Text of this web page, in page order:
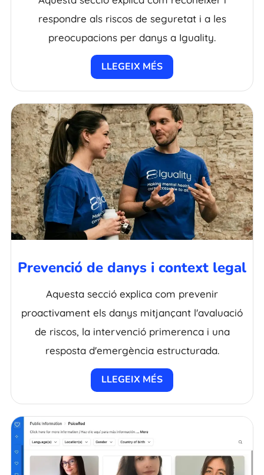
respondre als riscos de seguretat i a les
preocupacions per danys a Iguality.
LLEGEIX MÉS
Prevenció de danys i context legal
Aquesta secció explica com prevenir
proactivament els danys mitjançant l'avaluació
de riscos, la intervenció primerenca i una
resposta d'emergència estructurada.
LLEGEIX MÉS